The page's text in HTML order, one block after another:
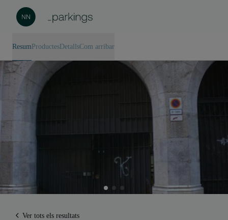
Resum Productes DetallsCom arribar
Ver tots els resultats